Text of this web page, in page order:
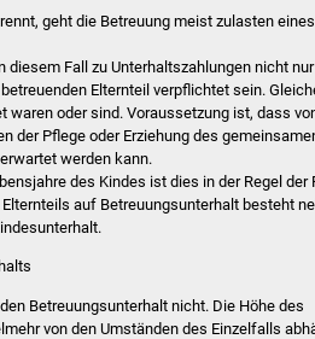
geht die Betreuung meist zulasten
diesem Fall zu Unterhaltszahlungen nicht
Elternteil verpflichtet sein.
waren oder sind. Voraussetzung ist, dass
der Pflege oder Erziehung des
werden kann.
des Kindes ist dies in der Regel der
auf Betreuungsunterhalt besteht
Betreuungsunterhalt nicht. Die Höhe des
von den Umständen des Einzelfalls